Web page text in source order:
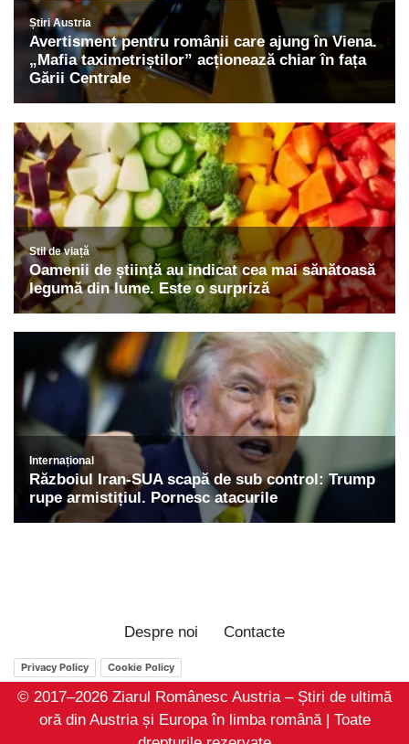
Despre noi Contacte
Privacy Policy Cookie Policy
© 2017–2026 Ziarul Românesc Austria – Știri de ultimă
oră din Austria și Europa în limba română | Toate